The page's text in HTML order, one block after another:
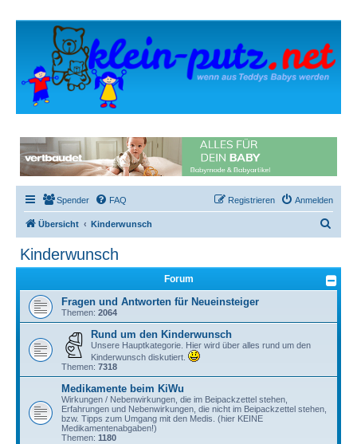
Spender FAQ Anmelden
Registrieren
Übersicht Kinderwunsch
h
Kinderwunsch
Forum
Fragen und Antworten für Neueinsteiger
Themen: 2064
Rund um den Kinderwunsch
Unsere Hauptkategorie. Hier wird über alles rund um den
Kinderwunsch diskutiert.
Themen: 7318
Medikamente beim KiWu
Wirkungen / Nebenwirkungen, die im Beipackzettel stehen,
Erfahrungen und Nebenwirkungen, die nicht im Beipackzettel stehen,
bzw. Tipps zum Umgang mit den Medis. (hier KEINE
Medikamentenabgaben!)
Themen: 1180